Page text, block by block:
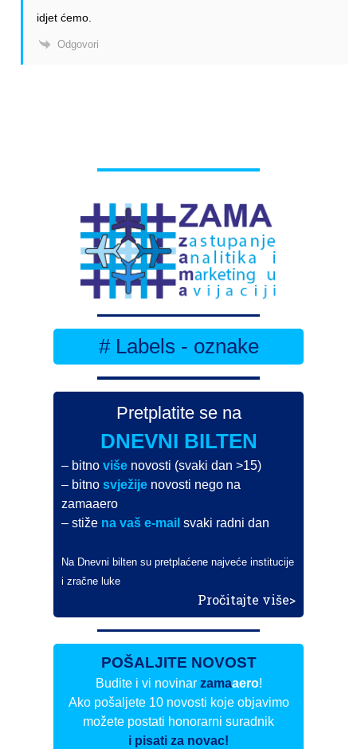
idjet ćemo.
Odgovori
# Labels - oznake
Pretplatite se na
DNEVNI BILTEN
– bitnoviše novosti (svaki dan >15)
– bitnosvježije novosti nego na
zamaaero
– stiže na vaš e-mail svaki radni dan
Na Dnevni bilten su pretplaćene najveće institucije
i zračne luke
Pročitajte više>
POŠALJITE NOVOST
Budite i vi novinar zamaaero!
Ako pošaljete 10 novosti koje objavimo
možete postati honorarni suradnik
i pisati za novac!